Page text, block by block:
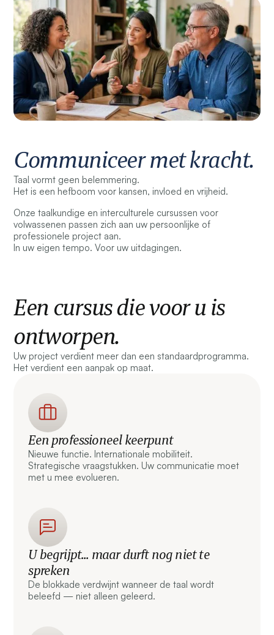
Communiceer met kracht.
Taal vormt geen belemmering.
Het is een hefboom voor kansen, invloed en vrijheid.
Onze taalkundige en interculturele cursussen voor
volwassenen passen zich aan uw persoonlijke of
professionele project aan.
In uw eigen tempo. Voor uw uitdagingen.
Een cursus die voor u is
ontworpen.
Uw project verdient meer dan een standaardprogramma.
Het verdient een aanpak op maat.
Een professioneel keerpunt
Nieuwe functie. Internationale mobiliteit.
Strategische vraagstukken. Uw communicatie moet
met u mee evolueren.
U begrijpt... maar durft nog niet te
spreken
De blokkade verdwijnt wanneer de taal wordt
beleefd — niet alleen geleerd.